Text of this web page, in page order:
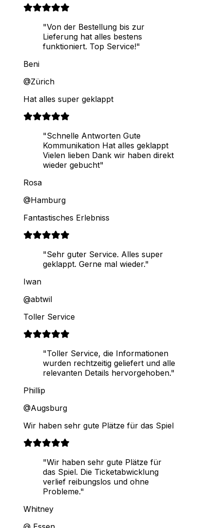
"Von der Bestellung bis zur
Lieferung hat alles bestens
funktioniert. Top Service!"
Beni
@Zürich
Hat alles super geklappt
"Schnelle Antworten Gute
Kommunikation Hat alles geklappt
Vielen lieben Dank wir haben direkt
wieder gebucht"
Rosa
@Hamburg
Fantastisches Erlebniss
"Sehr guter Service. Alles super
geklappt. Gerne mal wieder."
Iwan
@abtwil
Toller Service
"Toller Service, die Informationen
wurden rechtzeitig geliefert und alle
relevanten Details hervorgehoben."
Phillip
@Augsburg
Wir haben sehr gute Plätze für das Spiel
"Wir haben sehr gute Plätze für
das Spiel. Die Ticketabwicklung
verlief reibungslos und ohne
Probleme."
Whitney